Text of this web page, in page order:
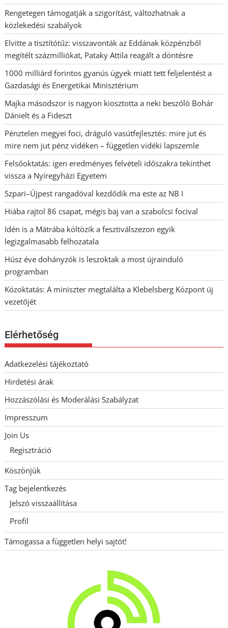
Rengetegen támogatják a szigorítást, változhatnak a
közlekedési szabályok
Elvitte a tisztítótűz: visszavonták az Eddának közpénzből
megítélt százmilliókat, Pataky Attila reagált a döntésre
1000 milliárd forintos gyanús ügyek miatt tett feljelentést a
Gazdasági és Energetikai Minisztérium
Majka másodszor is nagyon kiosztotta a neki beszóló Bohár
Dánielt és a Fideszt
Pénztelen megyei foci, dráguló vasútfejlesztés: mire jut és
mire nem jut pénz vidéken – független vidéki lapszemle
Felsőoktatás: igen eredményes felvételi időszakra tekinthet
vissza a Nyíregyházi Egyetem
Szpari–Újpest rangadóval kezdődik ma este az NB I
Hiába rajtol 86 csapat, mégis baj van a szabolcsi focival
Idén is a Mátrába költözik a fesztiválszezon egyik
legizgalmasabb felhozatala
Húsz éve dohányzók is leszoktak a most újrainduló
programban
Közoktatás: A miniszter megtalálta a Klebelsberg Központ új
vezetőjét
Elérhetőség
Adatkezelési tájékoztató
Hirdetési árak
Hozzászólási és Moderálási Szabályzat
Impresszum
Join Us
Regisztráció
Köszönjük
Tag bejelentkezés
Jelszó visszaállítása
Profil
Támogassa a független helyi sajtót!